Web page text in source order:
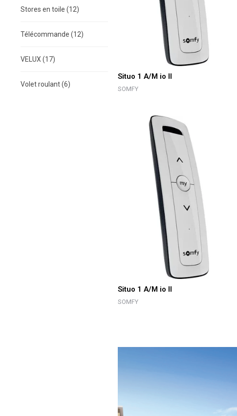
Stores en toile (12)
Télécommande (12)
VELUX (17)
Volet roulant(6)
Situo 1 A/M io II
SOMFY
Situo 1 A/M io II
SOMFY